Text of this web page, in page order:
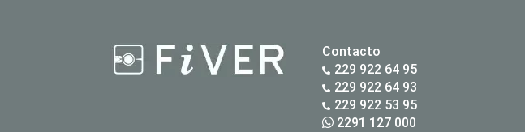
Contacto
229 922 64 95
229 922 64 93
229 922 53 95
2291 127 000